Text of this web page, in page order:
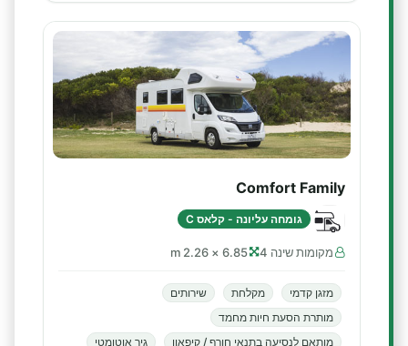
Comfort Family
גומחה עליונה - קלאס C
מקומות שינה 4 6.85 × 2.26 m
מזגן קדמי מקלחת
שירותים
מותרת הסעת חיות מחמד
מותאם לנסיעה בתנאי חורף / קיפאון
גיר אוטומטי